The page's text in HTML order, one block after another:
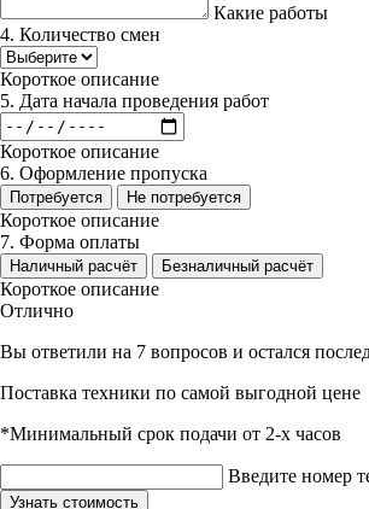
Какие работы
4. Количество смен
Короткое описание
5. Дата начала проведения работ
Короткое описание
6. Оформление пропуска
Потребуется Не потребуется
Короткое описание
7. Форма оплаты
Наличный расчёт Безналичный расчёт
Короткое описание
Отлично
Вы ответили на 7 вопросов и остался
Поставка техники по самой выгодной цене
*Минимальный срок подачи от 2-х часов
Введите номер
Узнать стоимость